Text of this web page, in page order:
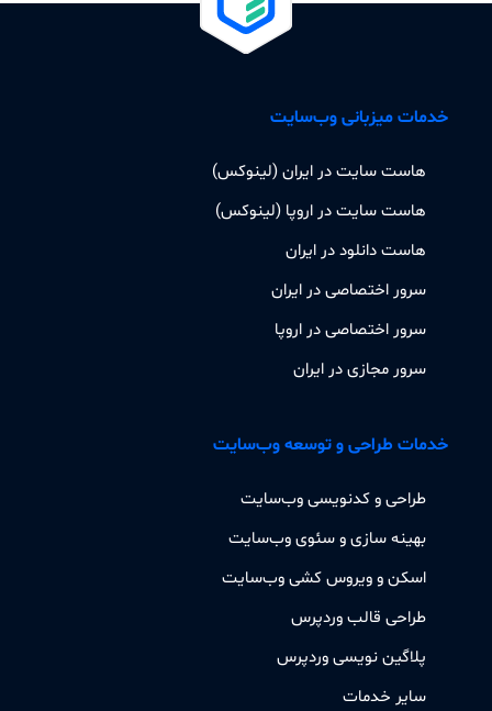
خدمات میزبانی وب‌سایت
هاست سایت در ایران (لینوکس)
هاست سایت در اروپا (لینوکس)
هاست دانلود در ایران
سرور اختصاصی در ایران
سرور اختصاصی در اروپا
سرور مجازی در ایران
خدمات طراحی و توسعه وب‌سایت
طراحی و کدنویسی وب‌سایت
بهینه سازی و سئوی وب‌سایت
اسکن و ویروس کشی وب‌سایت
طراحی قالب وردپرس
پلاگین نویسی وردپرس
سایر خدمات